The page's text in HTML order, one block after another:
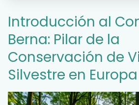
Introducción al
Berna: Pilar de la
Conservación de
Silvestre en Europa